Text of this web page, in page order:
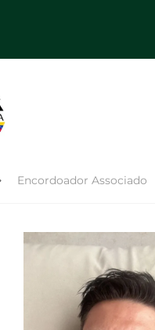
Encordoador Associado